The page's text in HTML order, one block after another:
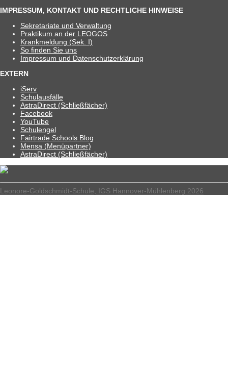
IMPRESSUM, KONTAKT UND RECHTLICHE HINWEISE
Sekre­ta­riate und Verwaltung
Prak­ti­kum an der LEOGOS
Krank­mel­dung (Sek. I)
So fin­den Sie uns
Impres­sum und Datenschutzerklärung
EXTERN
iServ
Schul­aus­fälle
Astra­Di­rect (Schließ­fä­cher)
Face­book
You­Tube
Schul­en­gel
Fair­trade Schools Blog
Mensa (Menü­part­ner)
Astra­Di­rect (Schließ­fä­cher)
Leonore-Goldschmidt-Schule, IGS Hannover-Mühlenberg 2026